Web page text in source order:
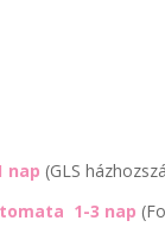
nap (GLS
1-3 nap